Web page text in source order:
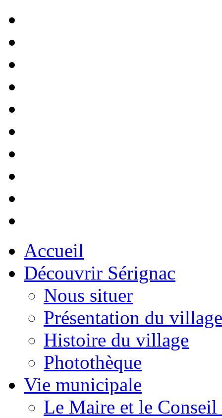
Accueil
Découvrir Sérignac
Nous situer
Présentation du village
Histoire du village
Photothèque
Vie municipale
Le Maire et le